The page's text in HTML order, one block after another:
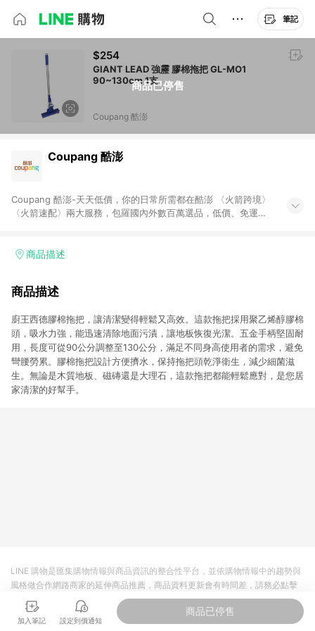
筆記
商品已停售
$254
GIANT LEAD 強靂 膠棉拖把 GL-MO1
90~130cm 1支
Coupang 酷澎
Coupang 酷澎
Coupang 酷澎-天天低價，你的日常所需都在酷澎 〈火箭跨境〉
〈火箭速配〉兩大服務，包羅國內外數百萬選品，低價、免運，
加入WOW會員告別湊免運，火箭速配、火箭跨境優質選品不限金
商品描述
商品描述
廚王西德膠棉拖把，讓清潔變得輕鬆又高效。這款拖把採用聚乙烯醇膠棉
頭，吸水力強，能迅速清除地面污漬，讓地板恢復光潔。五金手柄堅固耐
用，長度可從90公分調整至130公分，滿足不同身高使用者的需求，避免
彎腰勞累。膠棉拖把設計方便擠水，保持拖把頭乾淨衛生，減少細菌滋
生。無論是木質地板、磁磚還是大理石，這款拖把都能輕鬆應對，是您居
家清潔的好幫手。
加入筆記 設定到價通知
商品已停售
LINE 購物是匯集購物情報與商品資訊的整合性平台，並依購物情報中的趨勢與
風格做合作網路商家的延伸商品推薦，商品資料更新會有時間差，請務必點擊
商品至各合作網路商家，確認現售價與購物條件，一切資訊以合作廠商網頁為
準。